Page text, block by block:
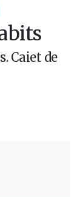
Caiet de